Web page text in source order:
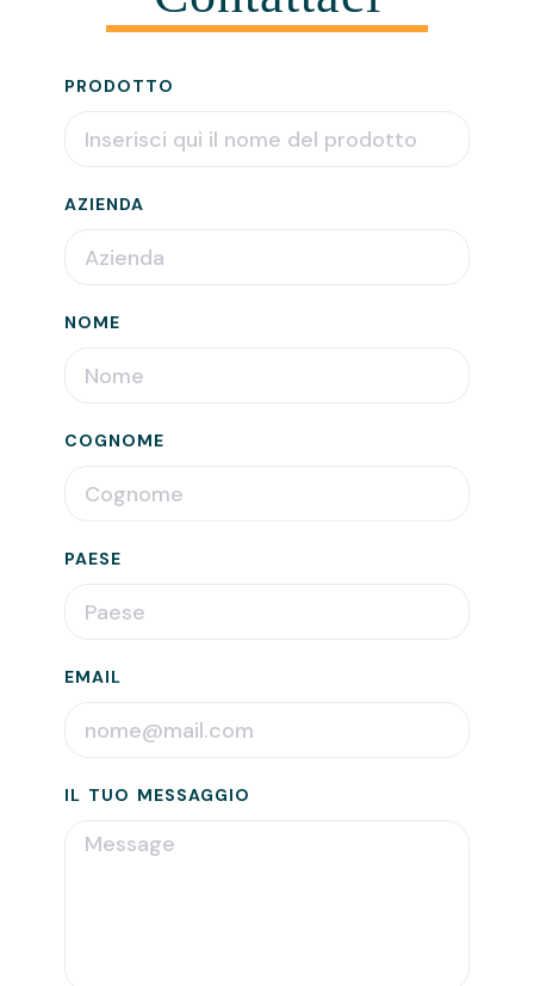
PRODOTTO
AZIENDA
NOME
COGNOME
PAESE
EMAIL
IL TUO MESSAGGIO